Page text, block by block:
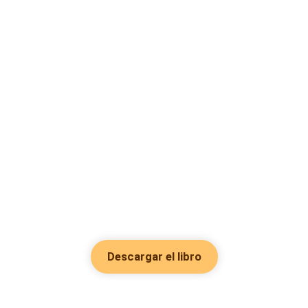
Descargar el libro